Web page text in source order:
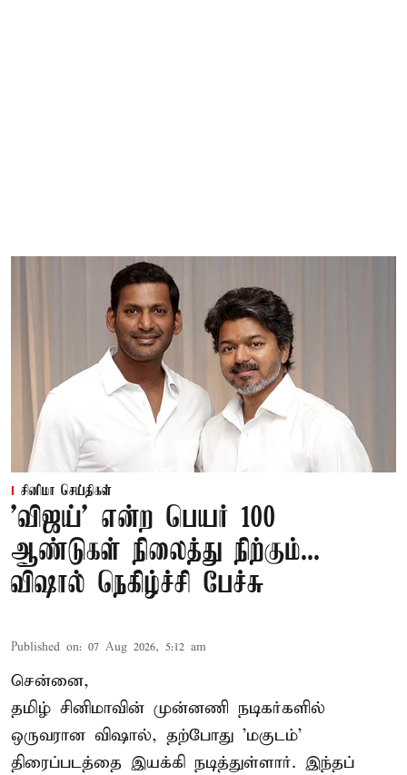
சினிமா செய்திகள்
'விஜய்' என்ற பெயர் 100
ஆண்டுகள் நிலைத்து நிற்கும்...
விஷால் நெகிழ்ச்சி பேச்சு
Published on: 07 Aug 2026, 5:12 am
சென்னை,
தமிழ் சினிமாவின் முன்னணி நடிகர்களில்
ஒருவரான விஷால், தற்போது 'மகுடம்'
திரைப்படத்தை இயக்கி நடித்துள்ளார். இந்தப்